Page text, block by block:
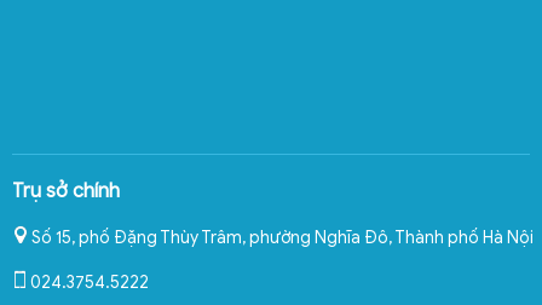
Trụ sở chính
Số 15, phố Đặng Thùy Trâm, phường Nghĩa Đô,Thành phố Hà Nội
024.3754.5222